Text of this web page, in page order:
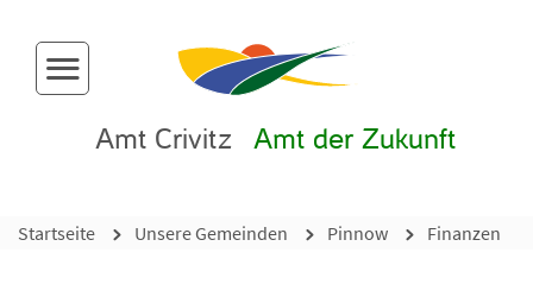
Menü-Button
Amt Crivitz Amt der Zukunft
Startseite Unsere Gemeinden Pinnow Finanzen